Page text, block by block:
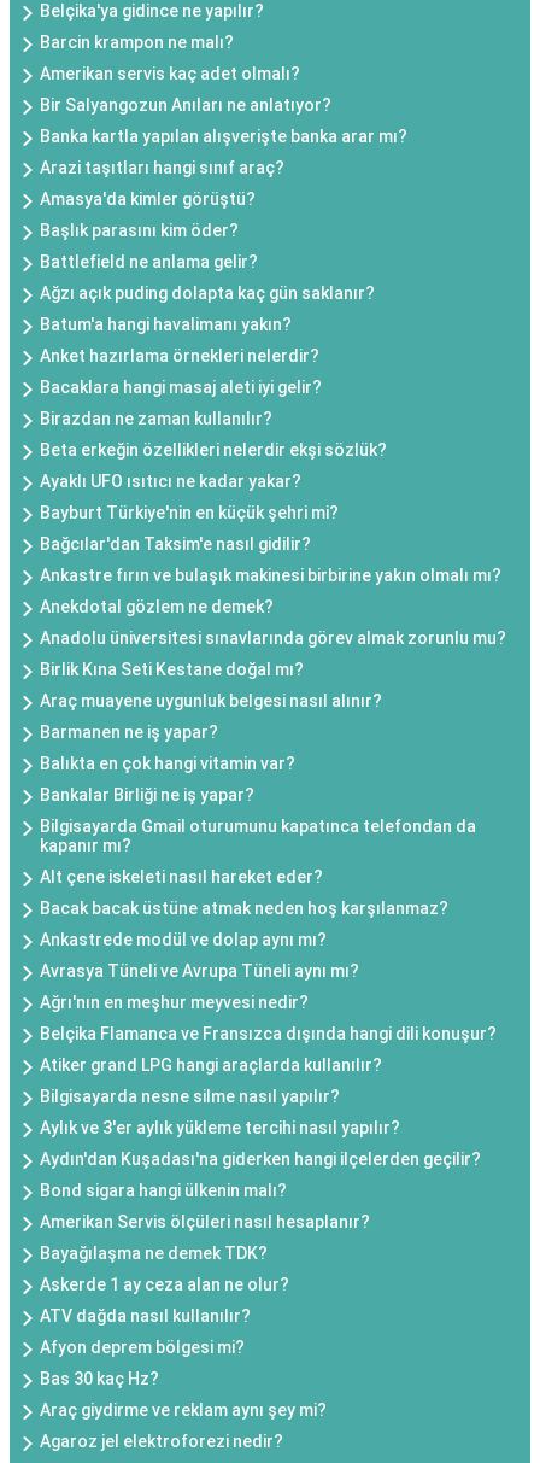
Belçika'ya gidince ne yapılır?
Barcin krampon ne malı?
Amerikan servis kaç adet olmalı?
Bir Salyangozun Anıları ne anlatıyor?
Banka kartla yapılan alışverişte banka arar mı?
Arazi taşıtları hangi sınıf araç?
Amasya'da kimler görüştü?
Başlık parasını kim öder?
Battlefield ne anlama gelir?
Ağzı açık puding dolapta kaç gün saklanır?
Batum'a hangi havalimanı yakın?
Anket hazırlama örnekleri nelerdir?
Bacaklara hangi masaj aleti iyi gelir?
Birazdan ne zaman kullanılır?
Beta erkeğin özellikleri nelerdir ekşi sözlük?
Ayaklı UFO ısıtıcı ne kadar yakar?
Bayburt Türkiye'nin en küçük şehri mi?
Bağcılar'dan Taksim'e nasıl gidilir?
Ankastre fırın ve bulaşık makinesi birbirine yakın olmalı mı?
Anekdotal gözlem ne demek?
Anadolu üniversitesi sınavlarında görev almak zorunlu mu?
Birlik Kına Seti Kestane doğal mı?
Araç muayene uygunluk belgesi nasıl alınır?
Barmanen ne iş yapar?
Balıkta en çok hangi vitamin var?
Bankalar Birliği ne iş yapar?
Bilgisayarda Gmail oturumunu kapatınca telefondan da
kapanır mı?
Alt çene iskeleti nasıl hareket eder?
Bacak bacak üstüne atmak neden hoş karşılanmaz?
Ankastrede modül ve dolap aynı mı?
Avrasya Tüneli ve Avrupa Tüneli aynı mı?
Ağrı'nın en meşhur meyvesi nedir?
Belçika Flamanca ve Fransızca dışında hangi dili konuşur?
Atiker grand LPG hangi araçlarda kullanılır?
Bilgisayarda nesne silme nasıl yapılır?
Aylık ve 3'er aylık yükleme tercihi nasıl yapılır?
Aydın'dan Kuşadası'na giderken hangi ilçelerden geçilir?
Bond sigara hangi ülkenin malı?
Amerikan Servis ölçüleri nasıl hesaplanır?
Bayağılaşma ne demek TDK?
Askerde 1 ay ceza alan ne olur?
ATV dağda nasıl kullanılır?
Afyon deprem bölgesi mi?
Bas 30 kaç Hz?
Araç giydirme ve reklam aynı şey mi?
Agaroz jel elektroforezi nedir?